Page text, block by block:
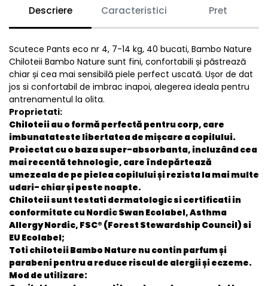
Descriere Caracteristici Pret
Scutece Pants eco nr 4, 7-14 kg, 40 bucati, Bambo Nature
Chiloteii Bambo Nature sunt fini, confortabili și păstrează
chiar și cea mai sensibilă piele perfect uscată. Ușor de dat
jos si confortabil de imbrac inapoi, alegerea ideala pentru
antrenamentul la olita.
Proprietati:
Chiloteii au oformă perfectă pentru corp, care
imbunatateste libertatea de mișcare a copilului.
Proiectat cuo baza super-absorbanta, incluzând cea
mai recentă tehnologie, care îndepărtează
umezeala de pe pielea copilului și rezista la mai multe
udari- chiar și peste noapte.
Chiloteii sunt testati dermatologicsi certificati in
conformitate cu Nordic Swan Ecolabel, Asthma
Allergy Nordic, FSC® (Forest Stewardship Council) si
EU Ecolabel;
Toti chiloteii Bambo Nature nu contin parfum și
parabenipentru a reduce riscul de alergii și eczeme.
Mod de utilizare: